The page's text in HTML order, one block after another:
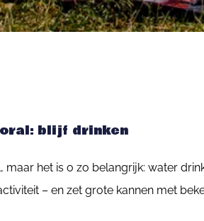
blijf drinken
maar het is o zo belangrijk: water
– en zet grote kannen met